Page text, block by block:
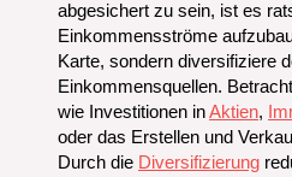
abgesichert zu sein, ist es
Einkommensströme
Karte, sondern diversifiziere
Einkommensquellen.
wie Investitionen inAktien,
oder das Erstellen und
Durch die Diversifizierung